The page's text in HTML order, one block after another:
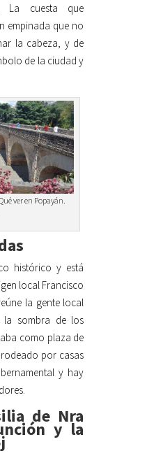
La cuesta que
empinada que no
la cabeza, y de
de la ciudad y
ver en Popayán.
histórico y está
local Francisco
la gente local
sombra de los
como plaza de
por casas
y hay
de Nra
y la